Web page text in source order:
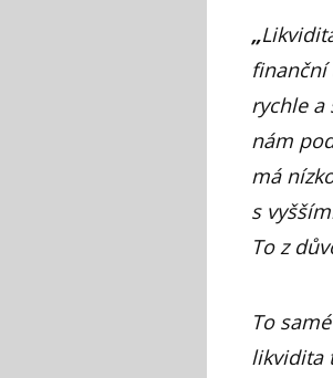
„
finanční
rychle a
nám
má
s
To z
To
likvidita